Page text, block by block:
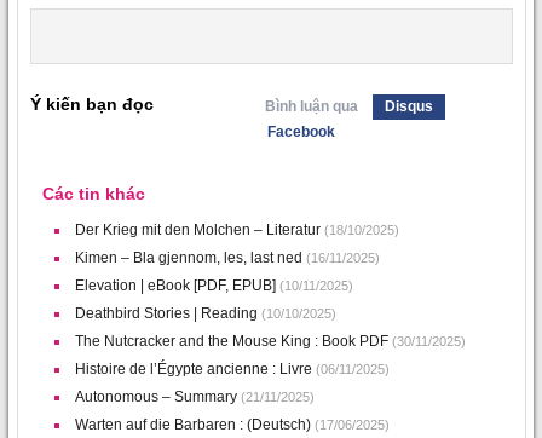
Ý kiến bạn đọc Bình luận qua
Disqus
Facebook
Các tin khác
Der Krieg mit den Molchen – Literatur (18/10/2025)
Kimen – Bla gjennom, les, last ned (16/11/2025)
Elevation | eBook [PDF, EPUB] (10/11/2025)
Deathbird Stories | Reading (10/10/2025)
The Nutcracker and the Mouse King : Book PDF (30/11/2025)
Histoire de l’Égypte ancienne : Livre (06/11/2025)
Autonomous – Summary (21/11/2025)
Warten auf die Barbaren : (Deutsch) (17/06/2025)